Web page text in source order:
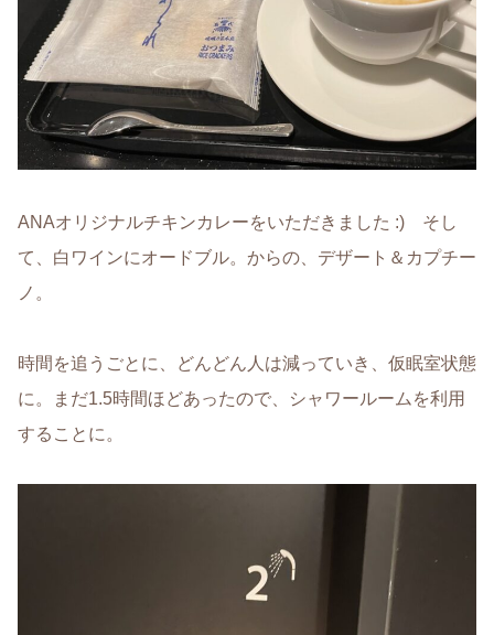
ANAオリジナルチキンカレーをいただきました :) そし
て、白ワインにオードブル。からの、デザート＆カプチー
ノ。
時間を追うごとに、どんどん人は減っていき、仮眠室状態
に。まだ1.5時間ほどあったので、シャワールームを利用
することに。